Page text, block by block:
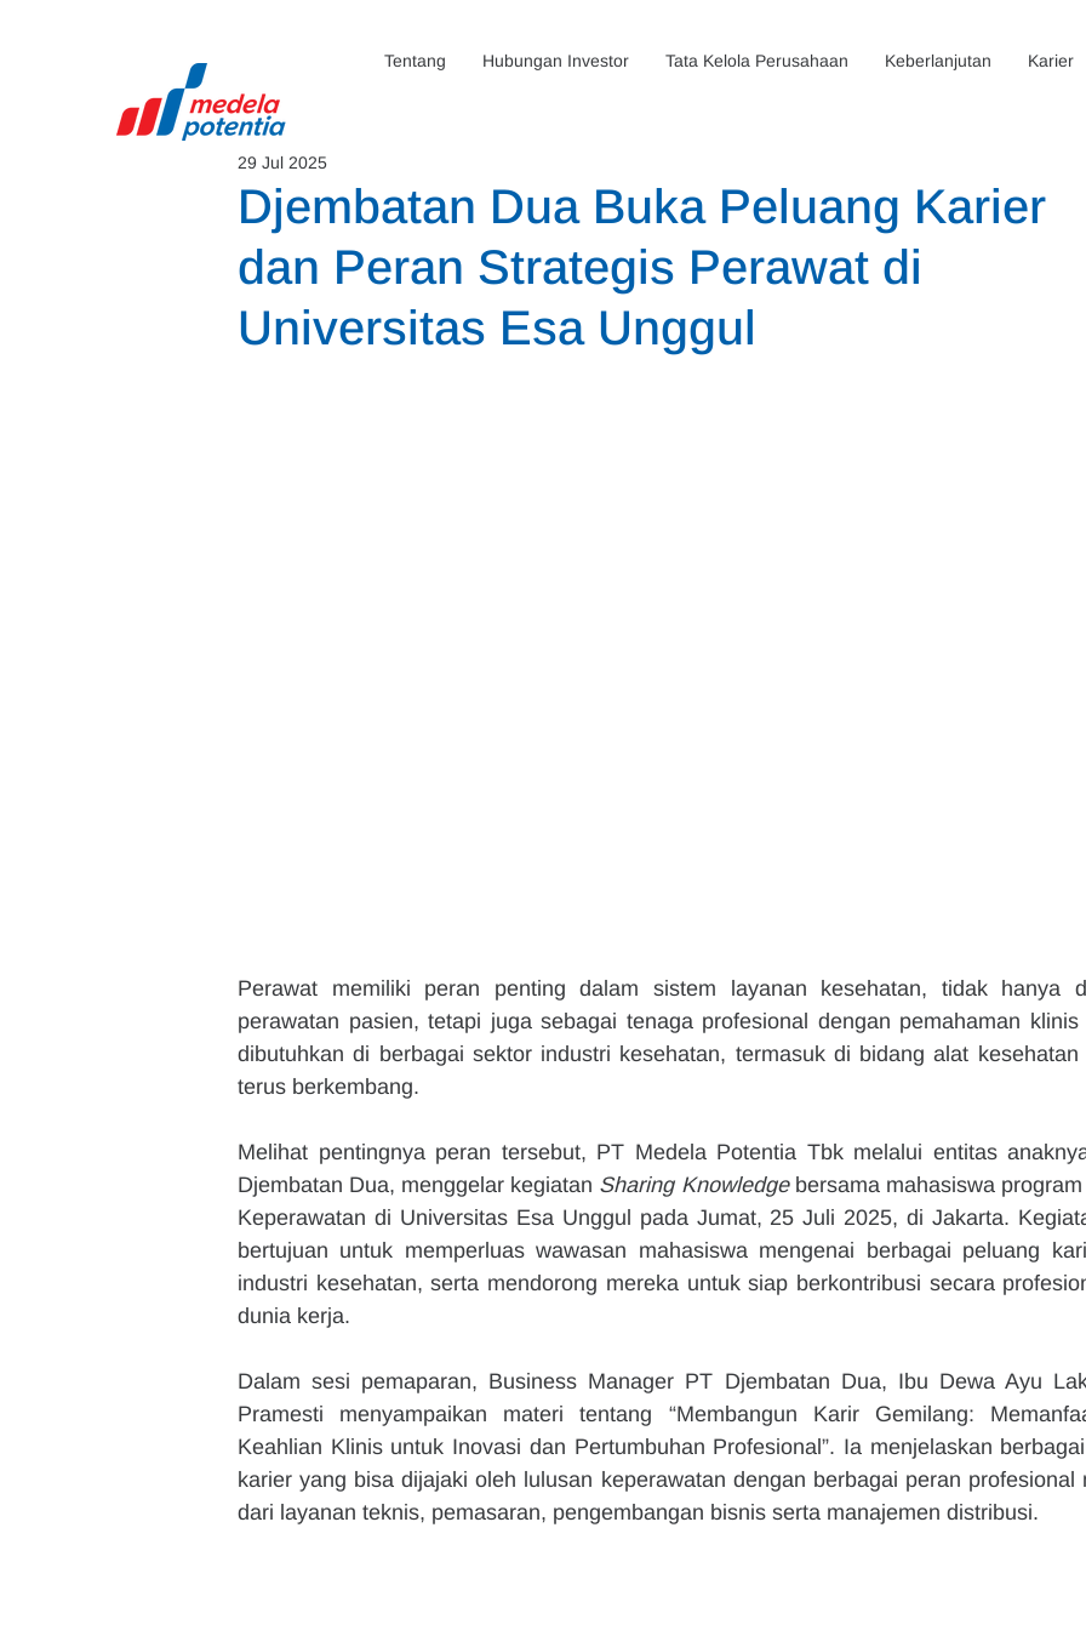
Tentang Hubungan Investor Tata Kelola Perusahaan Keberlanjutan Karier
Djembatan Dua Buka Peluang Karier
dan Peran Strategis Perawat di
Universitas Esa Unggul
29 Jul 2025
Perawat memiliki peran penting dalam sistem layanan kesehatan, tidak hanya
perawatan pasien, tetapi juga sebagai tenaga profesional dengan pemahaman klinis
dibutuhkan di berbagai sektor industri kesehatan, termasuk di bidang alat kesehatan
terus berkembang.
Melihat pentingnya peran tersebut, PT Medela Potentia Tbk melalui entitas
Djembatan Dua, menggelar kegiatan Sharing Knowledge bersama mahasiswa program
Keperawatan di Universitas Esa Unggul pada Jumat, 25 Juli 2025, di Jakarta.
bertujuan untuk memperluas wawasan mahasiswa mengenai berbagai peluang
industri kesehatan, serta mendorong mereka untuk siap berkontribusi secara
dunia kerja.
Dalam sesi pemaparan, Business Manager PT Djembatan Dua, Ibu Dewa Ayu
Pramesti menyampaikan materi tentang “Membangun Karir Gemilang:
Keahlian Klinis untuk Inovasi dan Pertumbuhan Profesional”. Ia menjelaskan
karier yang bisa dijajaki oleh lulusan keperawatan dengan berbagai peran profesional
dari layanan teknis, pemasaran, pengembangan bisnis serta manajemen distribusi.